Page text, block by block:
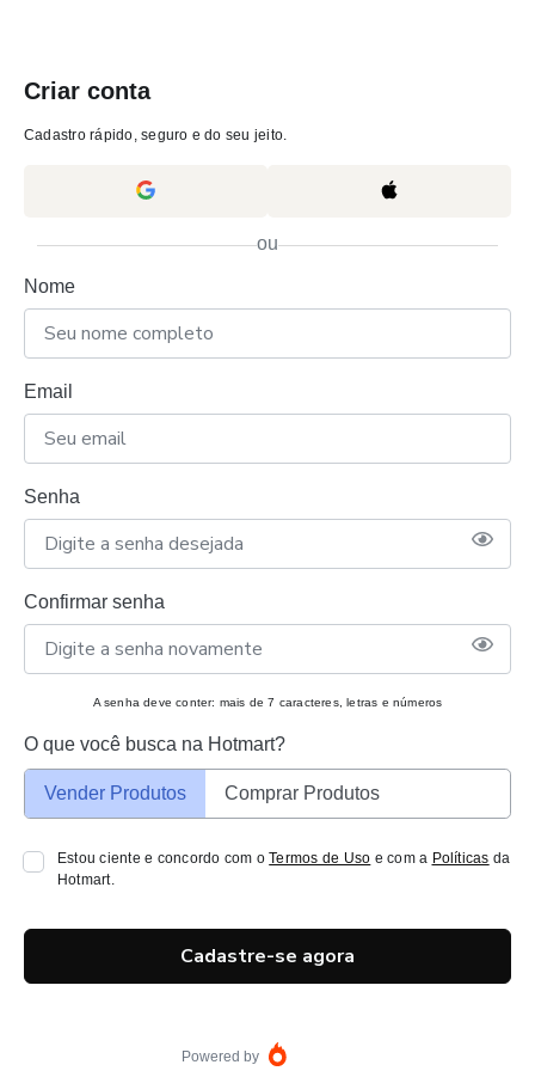
Criar conta
Cadastro rápido, seguro e do seu jeito.
ou
Nome
Email
Senha
Confirmar senha
A senha deve conter: mais de 7 caracteres, letras e números
O que você busca na Hotmart?
Vender Produtos Comprar Produtos
Estou ciente e concordo com oTermos de Uso e com a Políticas da
Hotmart.
Cadastre-se agora
Powered by